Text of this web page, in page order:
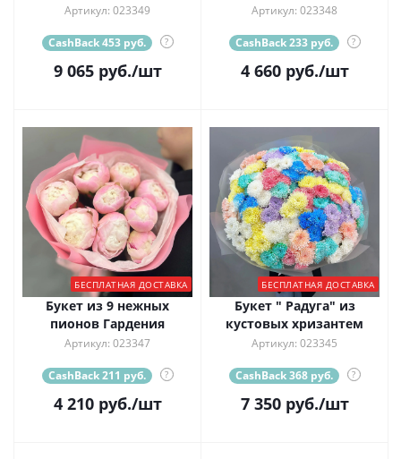
Артикул: 023349
CashBack 453 руб. ?
9 065руб./шт
Артикул: 023348
CashBack 233 руб. ?
4 660руб./шт
БЕСПЛАТНАЯ ДОСТАВКА
Букет из 9 нежных
пионов Гардения
Артикул: 023347
CashBack 211 руб. ?
4 210руб./шт
БЕСПЛАТНАЯ ДОСТАВКА
Букет " Радуга" из
кустовых хризантем
Артикул: 023345
CashBack 368 руб. ?
7 350руб./шт